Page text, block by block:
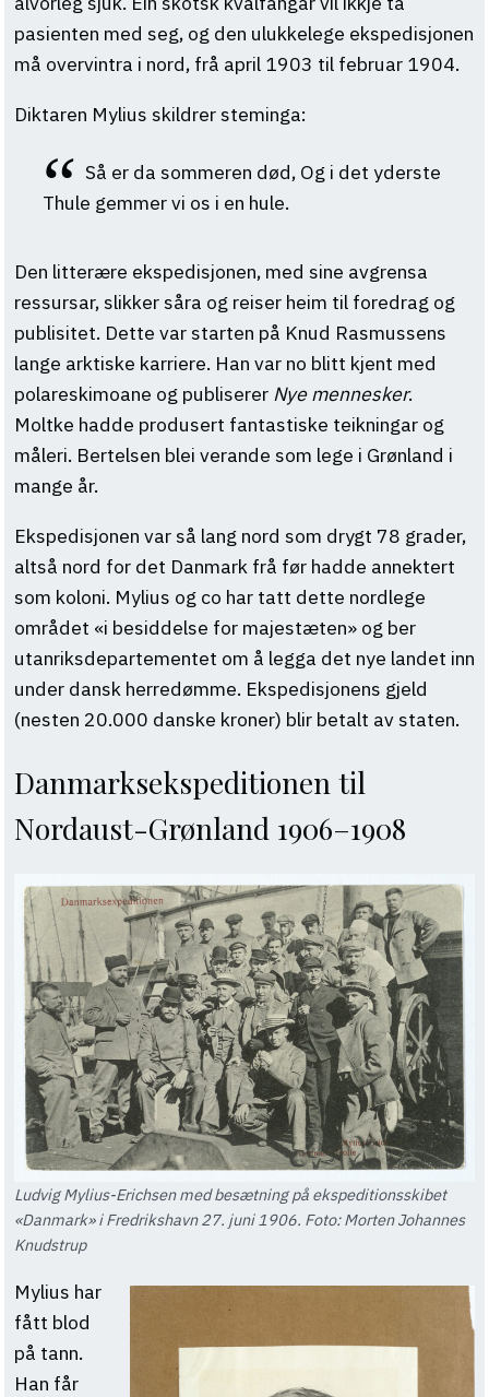
pasienten med seg, og den ulukkelege ekspedisjonen
må overvintra i nord, frå april 1903 til februar 1904.
Diktaren Mylius skildrer steminga:
Så er da sommeren død, Og i det yderste
Thule gemmer vi os i en hule.
Den litterære ekspedisjonen, med sine avgrensa
ressursar, slikker såra og reiser heim til foredrag og
publisitet. Dette var starten på Knud Rasmussens
lange arktiske karriere. Han var no blitt kjent med
polareskimoane og publiserer Nye mennesker.
Moltke hadde produsert fantastiske teikningar og
måleri. Bertelsen blei verande som lege i Grønland i
mange år.
Ekspedisjonen var så lang nord som drygt 78 grader,
altså nord for det Danmark frå før hadde annektert
som koloni. Mylius og co har tatt dette nordlege
området «i besiddelse for majestæten» og ber
utanriksdepartementet om å legga det nye landet inn
under dansk herredømme. Ekspedisjonens gjeld
(nesten 20.000 danske kroner) blir betalt av staten.
Danmarksekspeditionen til
Nordaust-Grønland 1906–1908
Ludvig Mylius-Erichsen med besætning på ekspeditionsskibet
«Danmark» i Fredrikshavn 27. juni 1906. Foto: Morten Johannes
Knudstrup
Mylius har
fått blod
på tann.
Han får